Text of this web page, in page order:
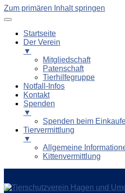
Zum primären Inhalt springen
Startseite
Der Verein
▼
Mitgliedschaft
Patenschaft
Tierhilfegruppe
Notfall-Infos
Kontakt
Spenden
▼
Spenden beim
Tiervermittlung
▼
Allgemeine
Kittenvermittlung